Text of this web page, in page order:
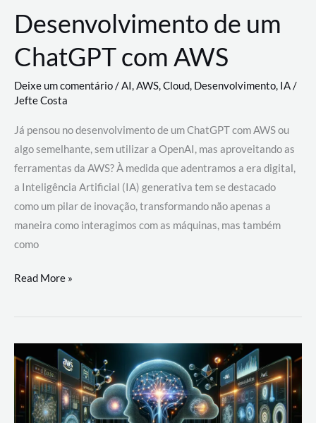
Desenvolvimento de um
ChatGPT com AWS
Deixe um comentário/AI,AWS,Cloud, Desenvolvimento, IA/
Jefte Costa
Já pensou no desenvolvimento de um ChatGPT com AWS ou
algo semelhante, sem utilizar a OpenAI, mas aproveitando as
ferramentas da AWS? À medida que adentramos a era digital,
a Inteligência Artificial (IA) generativa tem se destacado
como um pilar de inovação, transformando não apenas a
maneira como interagimos com as máquinas, mas também
como
Desenvolvimento
um
com
AWS
Read More »